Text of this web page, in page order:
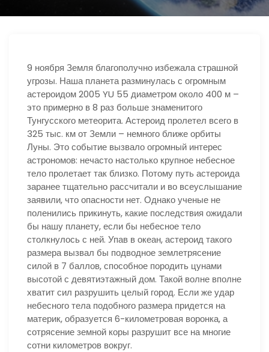
9 ноября Земля благополучно избежала страшной
угрозы. Наша планета разминулась с огромным
астероидом 2005 YU 55 диаметром около 400 м –
это примерно в 8 раз больше знаменитого
Тунгусского метеорита. Астероид пролетел всего в
325 тыс. км от Земли – немного ближе орбиты
Луны. Это событие вызвало огромный интерес
астрономов: нечасто настолько крупное небесное
тело пролетает так близко. Потому путь астероида
заранее тщательно рассчитали и во всеуслышание
заявили, что опасности нет. Однако ученые не
поленились прикинуть, какие последствия ожидали
бы нашу планету, если бы небесное тело
столкнулось с ней. Упав в океан, астероид такого
размера вызвал бы подводное землетрясение
силой в 7 баллов, способное породить цунами
высотой с девятиэтажный дом. Такой волне вполне
хватит сил разрушить целый город. Если же удар
небесного тела подобного размера придется на
материк, образуется 6-километровая воронка, а
сотрясение земной коры разрушит все на многие
сотни километров вокруг.